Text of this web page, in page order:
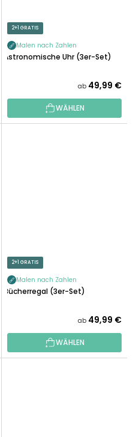
2+1 GRATIS
Malen nach Zahlen
Astronomische Uhr (3er-Set)
ab 49,99 €
WÄHLEN
2+1 GRATIS
Malen nach Zahlen
Bücherregal (3er-Set)
ab 49,99 €
WÄHLEN